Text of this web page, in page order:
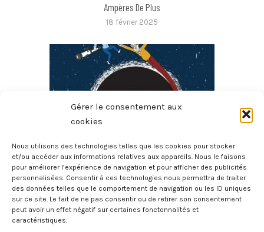
Gérer le consentement aux
cookies
Nous utilisons des technologies telles que les cookies pour stocker
et/ou accéder aux informations relatives aux appareils. Nous le faisons
pour améliorer l’expérience de navigation et pour afficher des publicités
personnalisées. Consentir à ces technologies nous permettra de traiter
des données telles que le comportement de navigation ou les ID uniques
sur ce site. Le fait de ne pas consentir ou de retirer son consentement
peut avoir un effet négatif sur certaines fonctonnalités et
caractéristiques.
Ampères De Plus
18 février 2025
Ici L’Univers : Voyage En Astrophysique
23 décembre 2024